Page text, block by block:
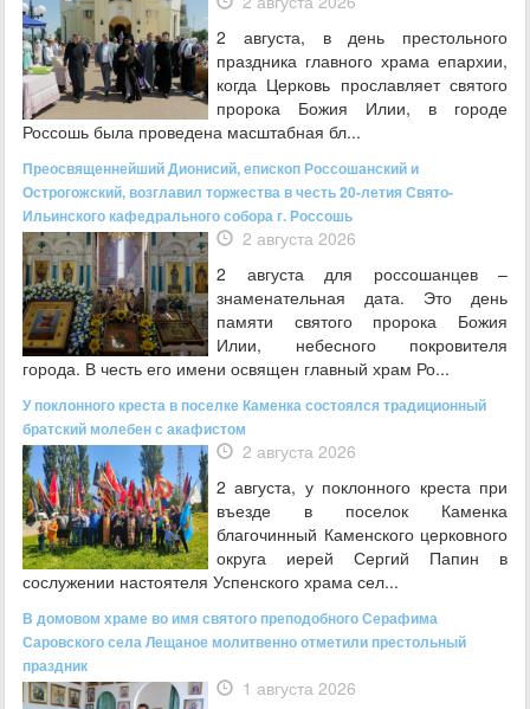
2 августа, в день престольного
праздника главного храма епархии,
когда Церковь прославляет святого
пророка Божия Илии, в городе
Россошь была проведена масштабная бл...
Преосвященнейший Дионисий, епископ Россошанский и
Острогожский, возглавил торжества в честь 20-летия Свято-
Ильинского кафедрального собора г. Россошь
2 августа 2026
2 августа для россошанцев –
знаменательная дата. Это день
памяти святого пророка Божия
Илии, небесного покровителя
города. В честь его имени освящен главный храм Ро...
У поклонного креста в поселке Каменка состоялся традиционный
братский молебен с акафистом
2 августа 2026
2 августа, у поклонного креста при
въезде в поселок Каменка
благочинный Каменского церковного
округа иерей Сергий Папин в
сослужении настоятеля Успенского храма сел...
В домовом храме во имя святого преподобного Серафима
Саровского села Лещаное молитвенно отметили престольный
праздник
1 августа 2026